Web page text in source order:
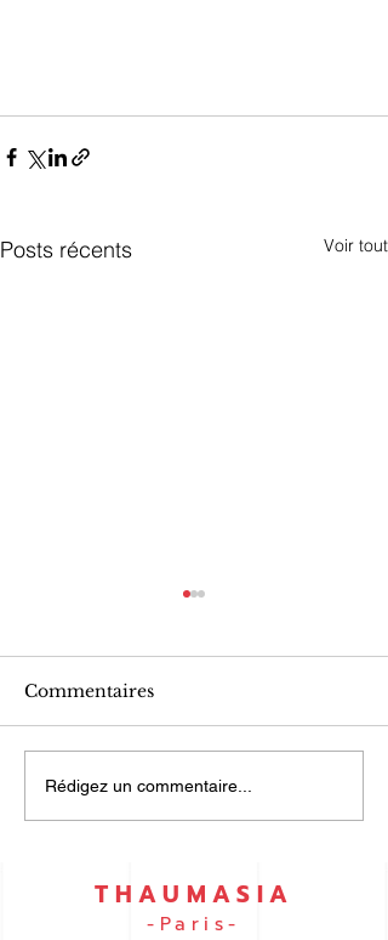
Posts récents Voir tout
UN PORTEFEUILLE
DES RISQUES... pour
Commentaires
Rédigez un commentaire...
THAUMASIA
-Paris-